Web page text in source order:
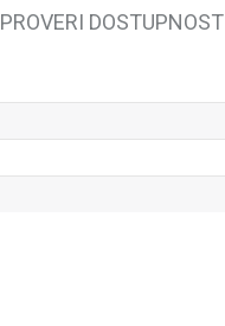
PROVERI DOSTUPNOST